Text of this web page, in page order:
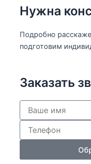
Нужна
Подробно
подготовим
Заказать